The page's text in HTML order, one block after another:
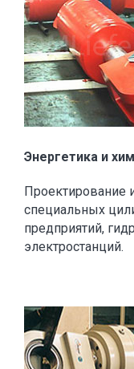
Энергетика и
Проектирование
специальных
предприятий,
электростанций.